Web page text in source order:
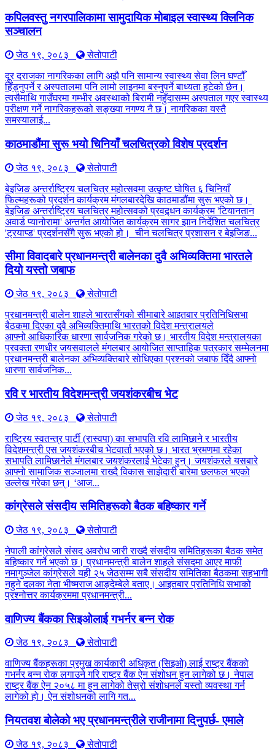
कपिलवस्तु नगरपालिकामा सामुदायिक मोबाइल स्वास्थ्य क्लिनिक
सञ्चालन
जेठ १९, २०८३
सेतोपाटी
दूर दराजका नागरिकका लागि अझै पनि सामान्य स्वास्थ्य सेवा लिन घण्टौँ
हिँड्नुपर्ने र अस्पतालमा पनि लामो लाइनमा बस्नुपर्ने बाध्यता हटेको छैन।
त्यसैमाथि गाउँघरमा गम्भीर अवस्थाको बिरामी नहुँदासम्म अस्पताल गएर स्वास्थ्य
परीक्षण गर्ने नागरिकहरूको सङ्ख्या नगण्य नै छ। नागरिकका यस्तै
समस्यालाई...
काठमाडौंमा सुरू भयो चिनियाँ चलचित्रको विशेष प्रदर्शन
जेठ १९, २०८३
सेतोपाटी
बेइजिङ अन्तर्राष्ट्रिय चलचित्र महोत्सवमा उत्कृष्ट घोषित ६ चिनियाँ
फिल्महरूको प्रदर्शन कार्यक्रम मंगलबारदेखि काठमाडौंमा सुरू भएको छ।
बेइजिङ अन्तर्राष्ट्रिय चलचित्र महोत्सवको प्रवद्र्धन कार्यक्रम 'टियानतान
अवार्ड प्यानोरामा' अन्तर्गत आयोजित कार्यक्रम सागर झान निर्देशित चलचित्र
'ट्रयाप्ड' प्रदर्शनसँगै सुरू भएको हो। चीन चलचित्र प्रशासन र बेइजिङ...
सीमा विवादबारे प्रधानमन्त्री बालेनका दुवै अभिव्यक्तिमा भारतले
दियो यस्तो जबाफ
जेठ १९, २०८३
सेतोपाटी
प्रधानमन्त्री बालेन शाहले भारतसँगको सीमाबारे आइतबार प्रतिनिधिसभा
बैठकमा दिएका दुवै अभिव्यक्तिमाथि भारतको विदेश मन्त्रालयले
आफ्नो आधिकारिक धारणा सार्वजनिक गरेको छ। भारतीय विदेश मन्त्रालयका
प्रवक्ता रणधीर जयसवालले मंगलबार आयोजित साप्ताहिक पत्रकार सम्मेलनमा
प्रधानमन्त्री बालेनका अभिव्यक्तिबारे सोधिएका प्रश्नको जबाफ दिँदै आफ्नो
धारणा सार्वजनिक...
रवि र भारतीय विदेशमन्त्री जयशंकरबीच भेट
जेठ १९, २०८३
सेतोपाटी
राष्ट्रिय स्वतन्त्र पार्टी (रास्वपा) का सभापति रवि लामिछाने र भारतीय
विदेशमन्त्री एस जयशंकरबीच भेटवार्ता भएको छ। भारत भ्रमणमा रहेका
सभापति लामिछानेले मंगलबार जयशंकरलाई भेटेका हुन्। जयशंकरले यसबारे
आफ्नो सामाजिक सञ्जालमा राख्दै विकास साझेदारी बारेमा छलफल भएको
उल्लेख गरेका छन्। ‘आज...
कांग्रेसले संसदीय समितिहरूकाे बैठक बहिष्कार गर्ने
जेठ १९, २०८३
सेतोपाटी
नेपाली कांग्रेसले संसद अवरोध जारी राख्दै संसदीय समितिहरूका बैठक समेत
बहिष्कार गर्ने भएको छ। प्रधानमन्त्री बालेन शाहले संसदमा आएर माफी
नमागुञ्जेल कांग्रेसले यही २५ जेठसम्म सबै संसदीय समितिका बैठकमा सहभागी
नहुने दलका नेता भीष्मराज आङ्देम्बेले बताए। आइतबार प्रतिनिधि सभाको
प्रश्नोत्तर कार्यक्रममा प्रधानमन्त्री...
वाणिज्य बैंकका सिइओलाई गभर्नर बन्न रोक
जेठ १९, २०८३
सेतोपाटी
वाणिज्य बैंकहरूका प्रमुख कार्यकारी अधिकृत (सिइओ) लाई राष्ट्र बैंकको
गभर्नर बन्न रोक लगाउने गरि राष्ट्र बैंक ऐन संशोधन हुन लागेको छ। नेपाल
राष्ट्र बैंक ऐन २०५८ मा हुन लागेको तेस्रो संशोधनले यस्तो व्यवस्था गर्न
लागेको हो। ऐन संशोधनको लागि गत...
नियतवश बोलेको भए प्रधानमन्त्रीले राजीनामा दिनुपर्छ- एमाले
जेठ १९, २०८३
सेतोपाटी